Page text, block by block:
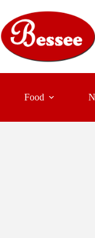
naar
de
inhoud
Food